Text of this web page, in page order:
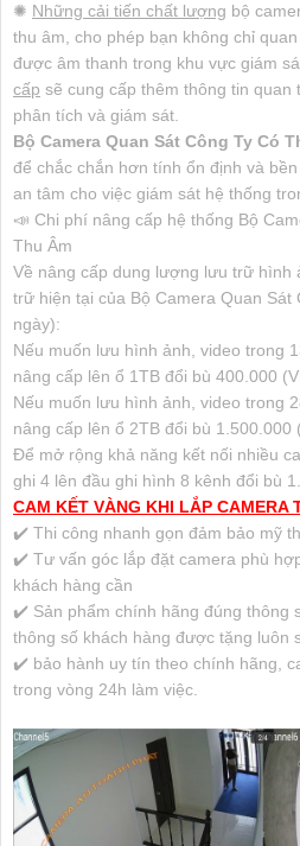
✺ Những cải tiến chất lượng bộ
thu âm, cho phép bạn không chỉ
được âm thanh trong khu vực giám
cấp sẽ cung cấp thêm thông tin
phân tích và giám sát.
Bộ Camera Quan Sát Công Ty Có
để chắc chắn hơn tính ổn định và
an tâm cho việc giám sát hệ thống
📣 Chi phí nâng cấp hệ thống Bộ
Thu Âm
Về nâng cấp dung lượng lưu trữ hình
trữ hiện tại của Bộ Camera Quan Sát
ngày):
Nếu muốn lưu hình ảnh, video trong
nâng cấp lên ổ 1TB đổi bù 400.000
Nếu muốn lưu hình ảnh, video trong
nâng cấp lên ổ 2TB đổi bù 1.500.000
Để mở rộng khả năng kết nối nhiều
ghi 4 lên đầu ghi hình 8 kênh đổi bù
CAM KẾT VÀNG KHI LẮP CAMERA
✔️ Thi công nhanh gọn đảm bảo mỹ
✔️ Tư vấn góc lắp đặt camera phù
khách hàng cần
✔️ Sản phẩm chính hãng đúng thông
thông số khách hàng được tặng luôn
✔️ bảo hành uy tín theo chính hãng,
trong vòng 24h làm việc.